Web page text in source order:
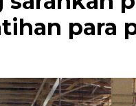
para